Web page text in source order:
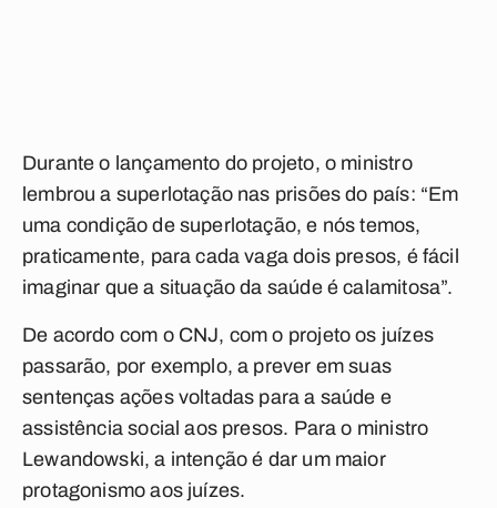
Durante o lançamento do projeto, o ministro
lembrou a superlotação nas prisões do país: “Em
uma condição de superlotação, e nós temos,
praticamente, para cada vaga dois presos, é fácil
imaginar que a situação da saúde é calamitosa”.
De acordo com o CNJ, com o projeto os juízes
passarão, por exemplo, a prever em suas
sentenças ações voltadas para a saúde e
assistência social aos presos. Para o ministro
Lewandowski, a intenção é dar um maior
protagonismo aos juízes.